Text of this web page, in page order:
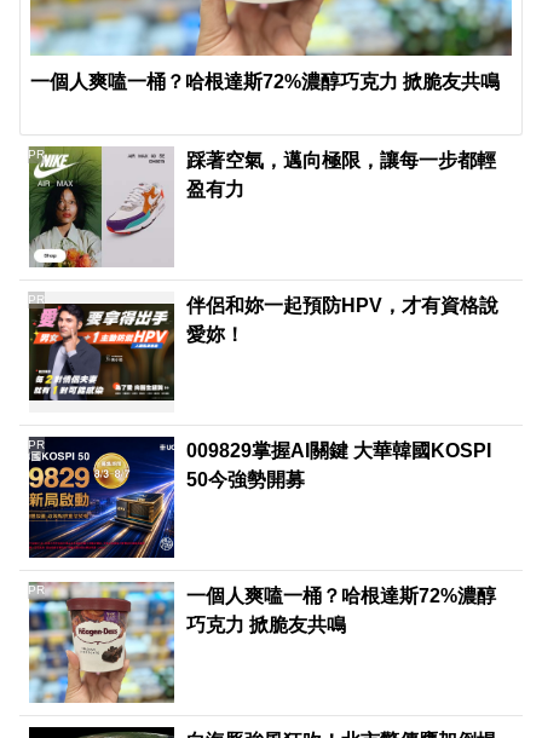
一個人爽嗑一桶？哈根達斯72%濃醇巧克力 掀脆友共鳴
踩著空氣，邁向極限，讓每一步都輕
盈有力
PR
伴侶和妳一起預防HPV，才有資格說
愛妳！
PR
009829掌握AI關鍵 大華韓國KOSPI
50今強勢開募
PR
一個人爽嗑一桶？哈根達斯72%濃醇
巧克力 掀脆友共鳴
PR